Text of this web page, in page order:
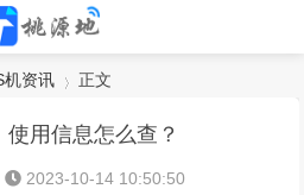
机资讯
›
正文
用信息怎么查？
2023-10-14 10:50:50